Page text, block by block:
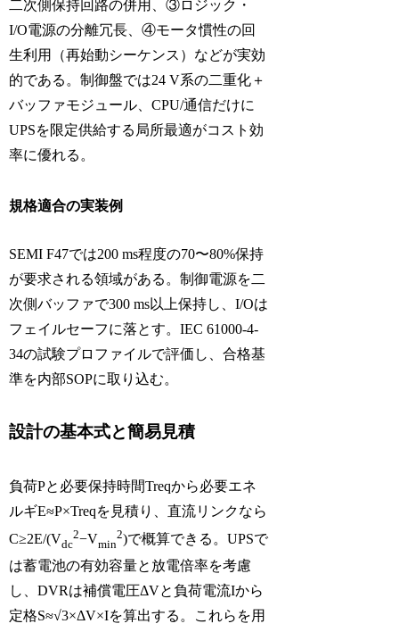
二次側保持回路の併用、③ロジック・
I/O電源の分離冗長、④モータ慣性の回
生利用（再始動シーケンス）などが実効
的である。制御盤では24 V系の二重化＋
バッファモジュール、CPU/通信だけに
UPSを限定供給する局所最適がコスト効
率に優れる。
規格適合の実装例
SEMI F47では200 ms程度の70〜80%保持
が要求される領域がある。制御電源を二
次側バッファで300 ms以上保持し、I/Oは
フェイルセーフに落とす。IEC 61000-4-
34の試験プロファイルで評価し、合格基
準を内部SOPに取り込む。
設計の基本式と簡易見積
負荷Pと必要保持時間Treqから必要エネ
ルギE≈P×Treqを見積り、直流リンクなら
C≥2E/(Vdc
2−Vmin
2)で概算できる。UPSで
は蓄電池の有効容量と放電倍率を考慮
し、DVRは補償電圧ΔVと負荷電流Iから
定格S≈√3×ΔV×Iを算出する。これらを用